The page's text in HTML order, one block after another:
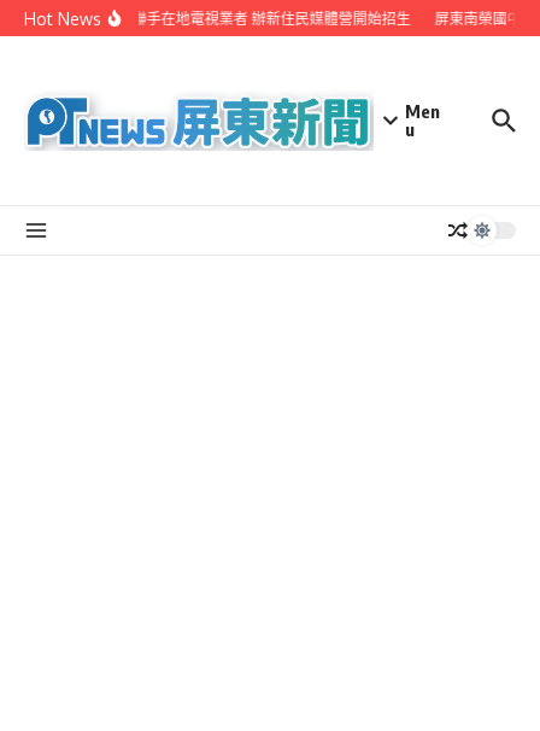
Skip to content
Hot News屏縣府聯手在地電視業者 辦新住民媒體營開始招生 屏東南榮國中
Men
u